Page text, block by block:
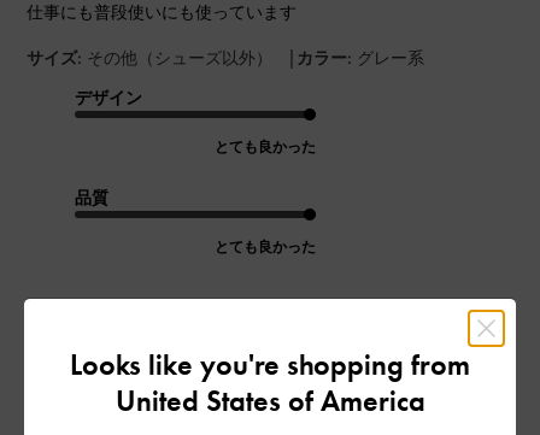
仕事にも普段使いにも使っています
サイズ: その他（シューズ以外） | カラー: グレー系
デザイン
とても良かった
品質
とても良かった
このレビューは役に立ちましたか？
Looks like you're shopping from
United States of America